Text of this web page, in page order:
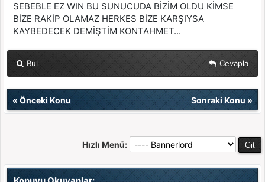
SEBEBLE EZ WIN BU SUNUCUDA BİZİM OLDU KİMSE
BİZE RAKİP OLAMAZ HERKES BİZE KARŞIYSA
KAYBEDECEK DEMİŞTİM KONTAHMET...
Bul Cevapla
« Önceki Konu Sonraki Konu»
Hızlı Menü: